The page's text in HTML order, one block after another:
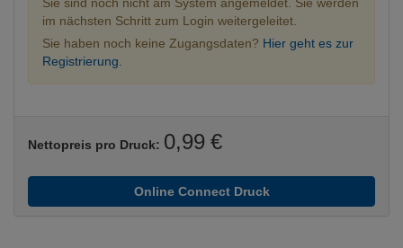
im nächsten Schritt zum Login weitergeleitet.
Sie haben noch keine Zugangsdaten? Hier geht es zur
Registrierung.
Nettopreis pro Druck: 0,99 €
Online Connect Druck